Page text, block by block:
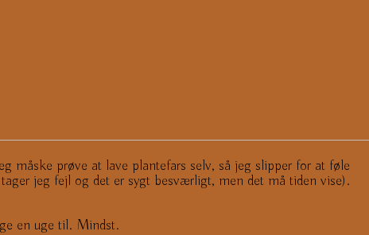
måske prøve at lave plantefars selv, så jeg slipper for at føle
jeg fejl og det er sygt besværligt, men det må tiden vise).
en uge til. Mindst.